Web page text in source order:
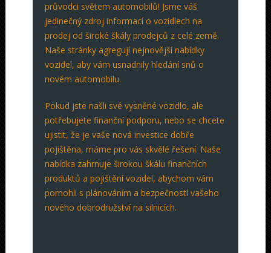
průvodci světem automobilů! Jsme váš
jedinečný zdroj informací o vozidlech na
prodej od široké škály prodejců z celé země.
Naše stránky agregují nejnovější nabídky
vozidel, aby vám usnadnily hledání snů o
novém automobilu.
Pokud jste našli své vysněné vozidlo, ale
potřebujete finanční podporu, nebo se chcete
ujistit, že je vaše nová investice dobře
pojištěna, máme pro vás skvělé řešení. Naše
nabídka zahrnuje širokou škálu finančních
produktů a pojištění vozidel, abychom vám
pomohli s plánováním a bezpečností vašeho
nového dobrodružství na silnicích.